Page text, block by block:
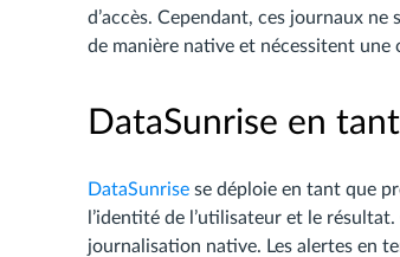
d’accès. Cependant, ces journaux
de manière native et nécessitent
DataSunrise en
DataSunrise se déploie en tant que
l’identité de l’utilisateur et le
journalisation native. Les alertes en